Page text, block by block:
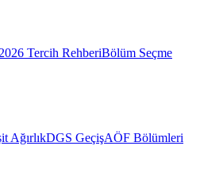
2026 Tercih RehberiBölüm Seçme
AğırlıkDGS GeçişAÖF Bölümleri